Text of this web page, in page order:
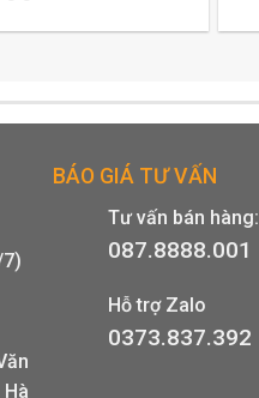
BÁO GIÁ TƯ VẤN
Tư vấn bán hàng:
087.8888.001
Hỗ trợ Zalo
0373.837.392